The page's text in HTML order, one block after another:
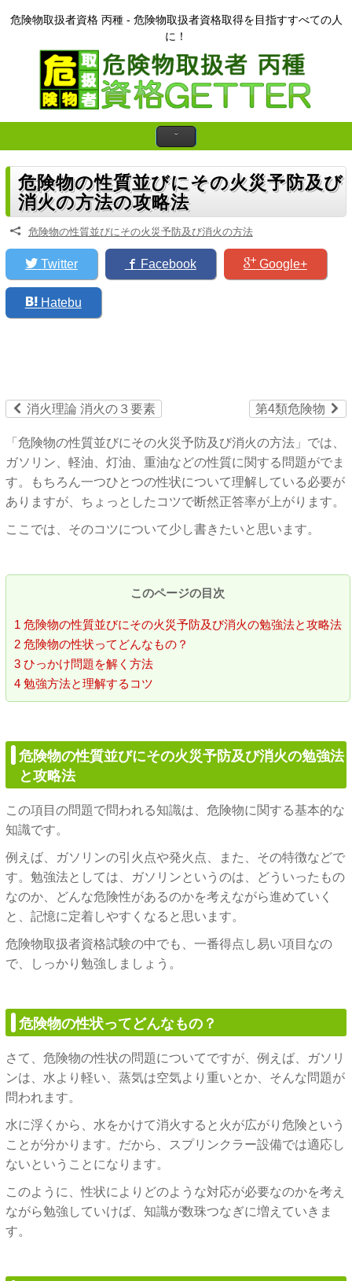
危険物取扱者資格 丙種 - 危険物取扱者資格取得を目指すすべての人
に！
危険物の性質並びにその火災予防及び
消火の方法の攻略法
Z 危険物の性質並びにその火災予防及び消火の方法
Twitter Facebook Google+
Hatebu
第4類危険物 ú
ù 消火理論 消火の３要素
「危険物の性質並びにその火災予防及び消火の方法」では、
ガソリン、軽油、灯油、重油などの性質に関する問題がでま
す。もちろん一つひとつの性状について理解している必要が
ありますが、ちょっとしたコツで断然正答率が上がります。
ここでは、そのコツについて少し書きたいと思います。
このページの目次
1 危険物の性質並びにその火災予防及び消火の勉強法と攻略法
2危険物の性状ってどんなもの？
3ひっかけ問題を解く方法
4勉強方法と理解するコツ
危険物の性質並びにその火災予防及び消火の勉強法
と攻略法
この項目の問題で問われる知識は、危険物に関する基本的な
知識です。
例えば、ガソリンの引火点や発火点、また、その特徴などで
す。勉強法としては、ガソリンというのは、どういったもの
なのか、どんな危険性があるのかを考えながら進めていく
と、記憶に定着しやすくなると思います。
危険物取扱者資格試験の中でも、一番得点し易い項目なの
で、しっかり勉強しましょう。
危険物の性状ってどんなもの？
さて、危険物の性状の問題についてですが、例えば、ガソリ
ンは、水より軽い、蒸気は空気より重いとか、そんな問題が
問われます。
水に浮くから、水をかけて消火すると火が広がり危険という
ことが分かります。だから、スプリンクラー設備では適応し
ないということになります。
このように、性状によりどのような対応が必要なのかを考え
ながら勉強していけば、知識が数珠つなぎに増えていきま
す。